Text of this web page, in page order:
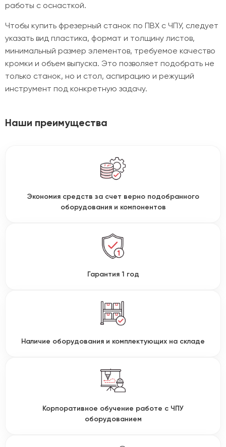
работы с оснасткой.
Чтобы купить фрезерный станок по ПВХ с ЧПУ, следует
указать вид пластика, формат и толщину листов,
минимальный размер элементов, требуемое качество
кромки и объем выпуска. Это позволяет подобрать не
только станок, но и стол, аспирацию и режущий
инструмент под конкретную задачу.
Наши преимущества
Экономия средств за счет верно подобранного
оборудования и компонентов
Гарантия 1 год
Наличие оборудования и комплектующих на складе
Корпоративное обучение работе с ЧПУ
оборудованием